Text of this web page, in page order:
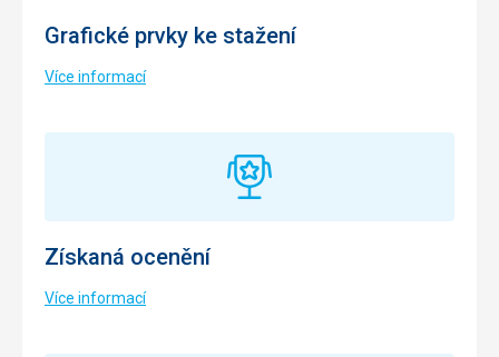
Grafické prvky ke stažení
Více informací
Získaná ocenění
Více informací